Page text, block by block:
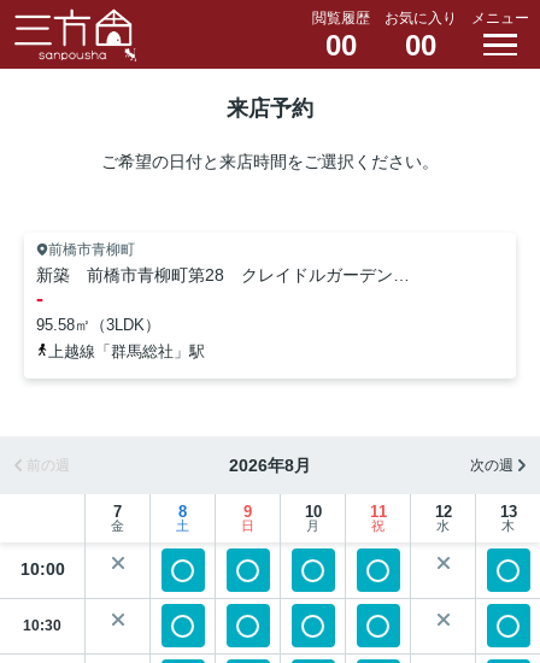
閲覧履歴
00
お気に入り
00
メニュー
来店予約
ご希望の日付と来店時間をご選択ください。
前橋市青柳町
新築 前橋市青柳町第28 クレイドルガーデン 7号棟
-
95.58㎡（3LDK）
上越線「群馬総社」駅
前の週 2026年8月 次の週
7
金
8
土
9
日
10
月
11
祝
12
水
13
木
10:00
10:30